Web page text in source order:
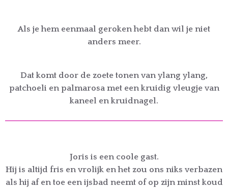
Als je hem eenmaal geroken hebt dan wil je niet
anders meer.
Dat komt door de zoete tonen van ylang ylang,
patchoeli en palmarosa met een kruidig vleugje van
kaneel en kruidnagel.
Joris is een coole gast.
Hij is altijd fris en vrolijk en het zou ons niks verbazen
als hij af en toe een ijsbad neemt of op zijn minst koud